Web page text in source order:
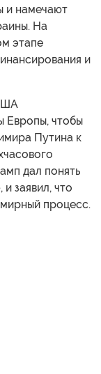
и намечают
На
этапе
и
Европы, чтобы
Путина к
дал понять
заявил, что
процесс.